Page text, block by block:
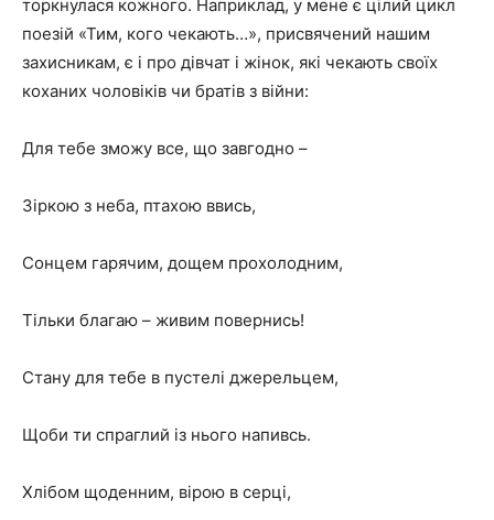
торкнулася кожного. Наприклад, у мене є цілий цикл
поезій «Тим, кого чекають…», присвячений нашим
захисникам, є і про дівчат і жінок, які чекають своїх
коханих чоловіків чи братів з війни:
Для тебе зможу все, що завгодно –
Зіркою з неба, птахою ввись,
Сонцем гарячим, дощем прохолодним,
Тільки благаю – живим повернись!
Стану для тебе в пустелі джерельцем,
Щоби ти спраглий із нього напивсь.
Хлібом щоденним, вірою в серці,